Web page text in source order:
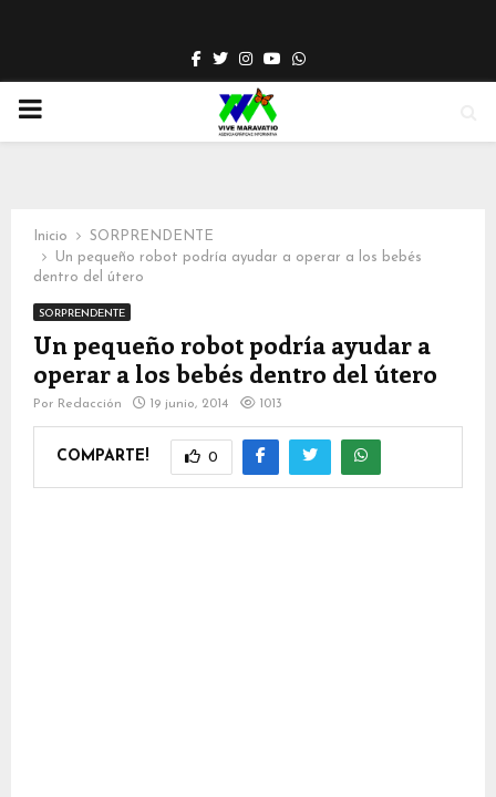
Facebook
TwitterInstagram
YoutubeWhatsapp
PRIMARY
Inicio
SORPRENDENTE
Un pequeño robot podría ayudar a operar a los bebés
dentro del útero
SORPRENDENTE
Un pequeño robot podría ayudar a
operar a los bebés dentro del útero
Por Redacción 19 junio, 2014 1013
COMPARTE! 0